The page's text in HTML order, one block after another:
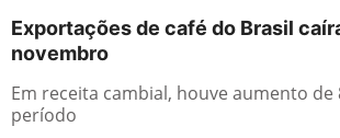
Exportações de café do Brasil
novembro
Em receita cambial, houve aumento de
período